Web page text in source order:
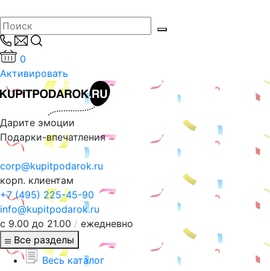
0
Активировать
Дарите эмоции
Подарки-впечатления
corp@kupitpodarok.ru
корп. клиентам
+7 (495) 225-45-90
info@kupitpodarok.ru
с 9.00 до 21.00 / ежедневно
Все разделы
Весь каталог